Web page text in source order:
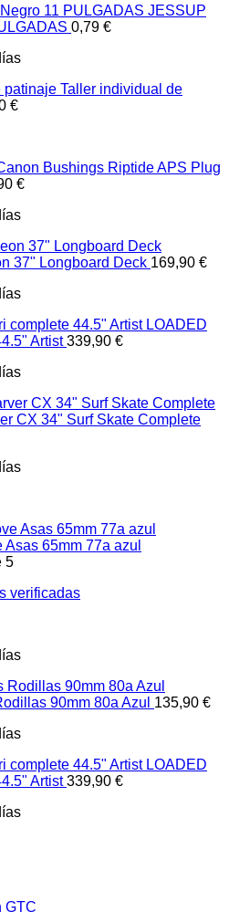
JESSUP
0,79 €
Taller individual de
€
Riptide APS Plug
€
37" Longboard Deck 169,90 €
LOADED
Artist 339,90 €
CX 34" Surf Skate Complete
65mm 77a azul
5
verificadas
90mm 80a Azul 135,90 €
LOADED
Artist 339,90 €
GTC